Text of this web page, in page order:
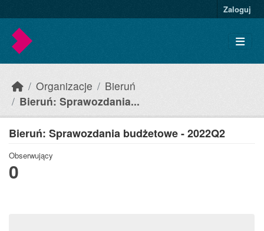
Zaloguj
Organizacje
Bieruń
Bieruń: Sprawozdania...
Bieruń: Sprawozdania budżetowe - 2022Q2
Obserwujący
0